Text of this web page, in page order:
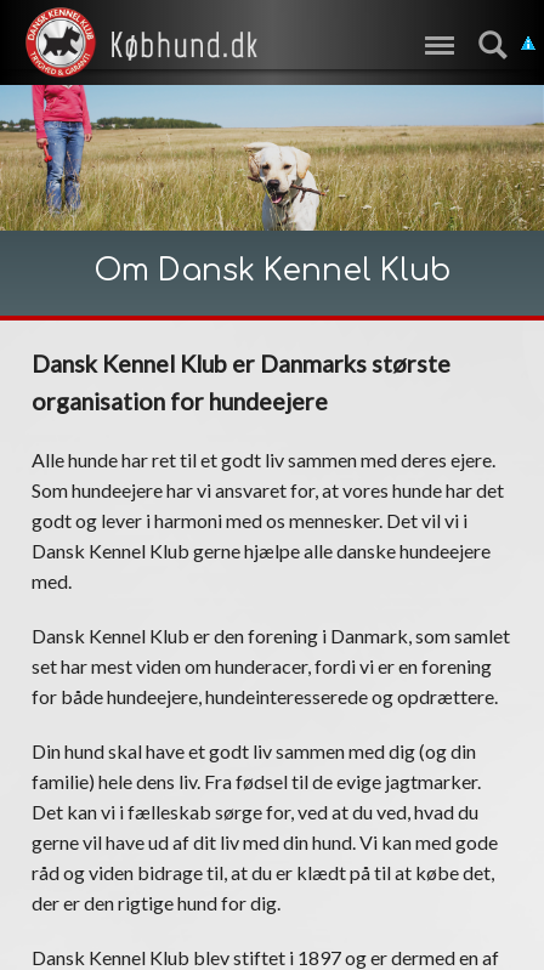
Om Dansk Kennel Klub
Dansk Kennel Klub er Danmarks største
organisation for hundeejere
Alle hunde har ret til et godt liv sammen med deres ejere.
Som hundeejere har vi ansvaret for, at vores hunde har det
godt og lever i harmoni med os mennesker. Det vil vi i
Dansk Kennel Klub gerne hjælpe alle danske hundeejere
med.
Dansk Kennel Klub er den forening i Danmark, som samlet
set har mest viden om hunderacer, fordi vi er en forening
for både hundeejere, hundeinteresserede og opdrættere.
Din hund skal have et godt liv sammen med dig (og din
familie) hele dens liv. Fra fødsel til de evige jagtmarker.
Det kan vi i fælleskab sørge for, ved at du ved, hvad du
gerne vil have ud af dit liv med din hund. Vi kan med gode
råd og viden bidrage til, at du er klædt på til at købe det,
der er den rigtige hund for dig.
Dansk Kennel Klub blev stiftet i 1897 og er dermed en af